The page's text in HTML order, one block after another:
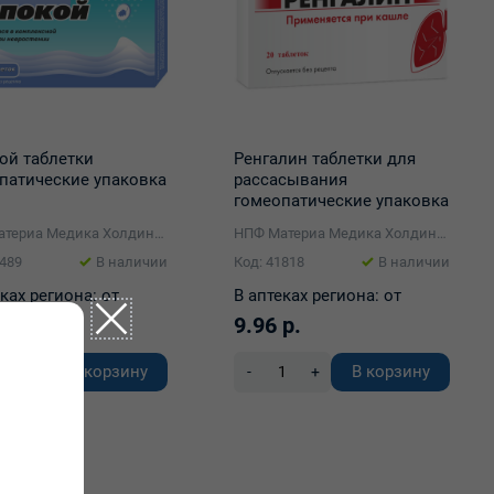
таблетки
упаковка
В наличии
региона: от
В корзину
Ренгалин таблетки для
рассасывания
гомеопатические упаковка
Код: 41818
В наличии
В аптеках региона: от
9.96 р.
- + В корзину